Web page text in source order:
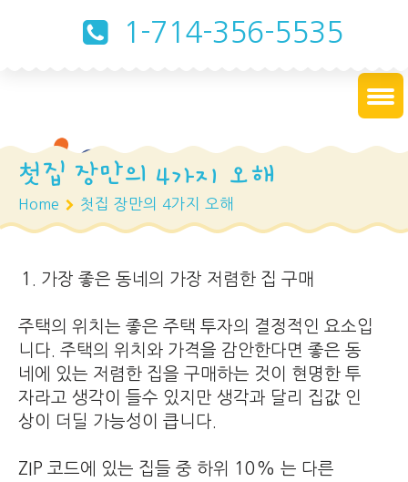
1-714-356-5535
첫집 장만의 4가지 오해
Home 첫집 장만의 4가지 오해
가장 좋은 동네의 가장 저렴한 집 구매
주택의 위치는 좋은 주택 투자의 결정적인 요소입
니다. 주택의 위치와 가격을 감안한다면 좋은 동
네에 있는 저렴한 집을 구매하는 것이 현명한 투
자라고 생각이 들수 있지만 생각과 달리 집값 인
상이 더딜 가능성이 큽니다.
ZIP 코드에 있는 집들 중 하위 10% 는 다른